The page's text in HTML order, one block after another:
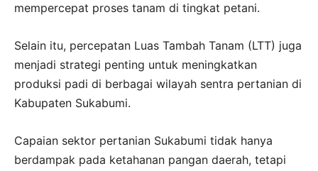
mempercepat proses tanam di tingkat petani.
Selain itu, percepatan Luas Tambah Tanam (LTT) juga
menjadi strategi penting untuk meningkatkan
produksi padi di berbagai wilayah sentra pertanian di
Kabupaten Sukabumi.
Capaian sektor pertanian Sukabumi tidak hanya
berdampak pada ketahanan pangan daerah, tetapi